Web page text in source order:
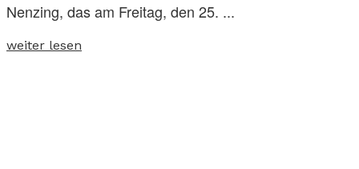
Nenzing, das am Freitag, den 25. ...
weiter lesen